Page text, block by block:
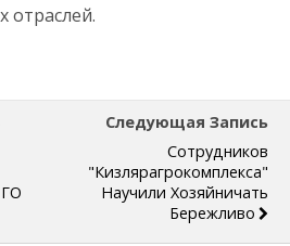
отраслей.
Следующая Запись
Сотрудников
"Кизлярагрокомплекса"
Научили Хозяйничать
Бережливо